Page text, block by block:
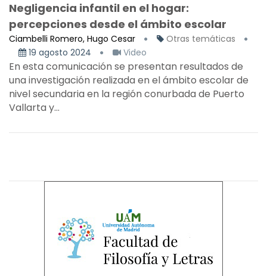
Negligencia infantil en el hogar:
percepciones desde el ámbito escolar
Ciambelli Romero, Hugo Cesar
Otras temáticas
19 agosto 2024
Video
En esta comunicación se presentan resultados de
una investigación realizada en el ámbito escolar de
nivel secundaria en la región conurbada de Puerto
Vallarta y...